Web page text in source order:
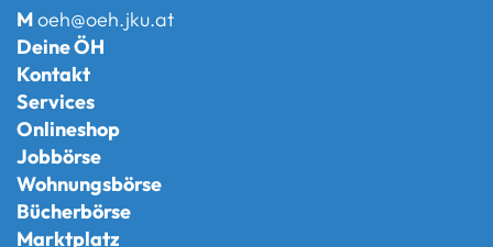
Moeh@oeh.jku.at
Deine ÖH
Kontakt
Services
Onlineshop
Jobbörse
Wohnungsbörse
Bücherbörse
Marktplatz